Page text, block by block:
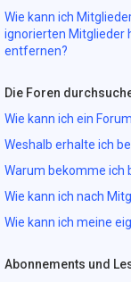
Wie kann ich
ignorierten Mitglieder
entfernen?
Die Foren
Wie kann ich ein
Weshalb erhalte ich
Warum bekomme ich
Wie kann ich nach
Wie kann ich meine
Abonnements und